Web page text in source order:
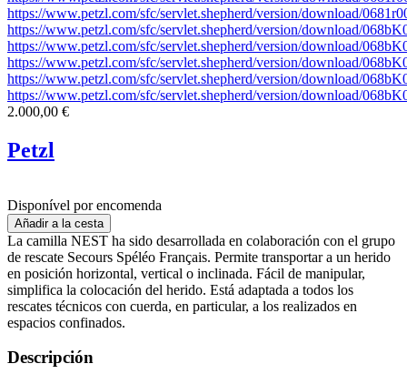
https://www.petzl.com/sfc/servlet.shepherd/version/download/
https://www.petzl.com/sfc/servlet.shepherd/version/download/
https://www.petzl.com/sfc/servlet.shepherd/version/download/
https://www.petzl.com/sfc/servlet.shepherd/version/download/
https://www.petzl.com/sfc/servlet.shepherd/version/download/
https://www.petzl.com/sfc/servlet.shepherd/version/download/
2.000,00 €
Petzl
Disponível por encomenda
La camilla NEST ha sido desarrollada en colaboración con el grupo
de rescate Secours Spéléo Français. Permite transportar a un herido
en posición horizontal, vertical o inclinada. Fácil de manipular,
simplifica la colocación del herido. Está adaptada a todos los
rescates técnicos con cuerda, en particular, a los realizados en
espacios confinados.
Descripción